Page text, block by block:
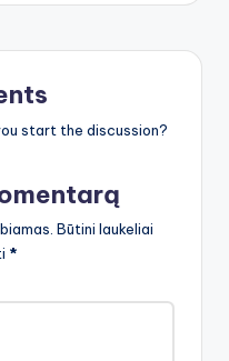
start the discussion?
Būtini laukeliai
*